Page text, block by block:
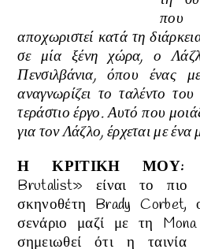
που
αποχωριστεί κατά τη
σε μία ξένη χώρα, ο
Πενσιλβάνια, όπου ένας
αναγνωρίζει το ταλέντο
τεράστιο έργο. Αυτό που
για τον Λάζλο, έρχεται με ένα
Η ΚΡΙΤΙΚΗ ΜΟΥ:
Brutalist» είναι το πιο
σκηνοθέτη Brady Corbet,
σενάριο μαζί με τη
σημειωθεί ότι η ταινία